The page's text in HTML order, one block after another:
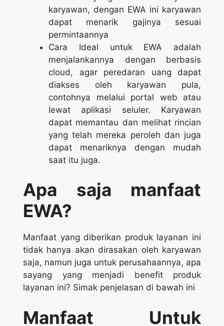
karyawan, dengan EWA ini karyawan
dapat menarik gajinya sesuai
permintaannya
Cara Ideal untuk EWA adalah
menjalankannya dengan berbasis
cloud, agar peredaran uang dapat
diakses oleh karyawan pula,
contohnya melalui portal web atau
lewat aplikasi seluler. Karyawan
dapat memantau dan melihat rincian
yang telah mereka peroleh dan juga
dapat menariknya dengan mudah
saat itu juga.
Apa saja manfaat
EWA?
Manfaat yang diberikan produk layanan ini
tidak hanya akan dirasakan oleh karyawan
saja, namun juga untuk perusahaannya, apa
sayang yang menjadi benefit produk
layanan ini? Simak penjelasan di bawah ini
Manfaat Untuk